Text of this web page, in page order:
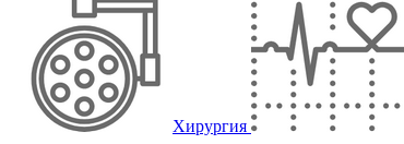
Хирургия